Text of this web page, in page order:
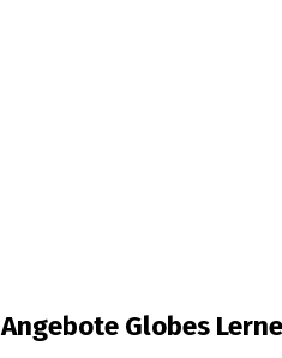
Angebote Globes